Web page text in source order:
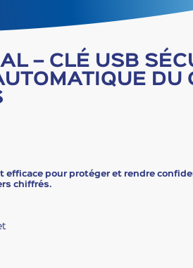
– CLÉ USB
DU
efficace pour protéger et rendre
chiffrés.